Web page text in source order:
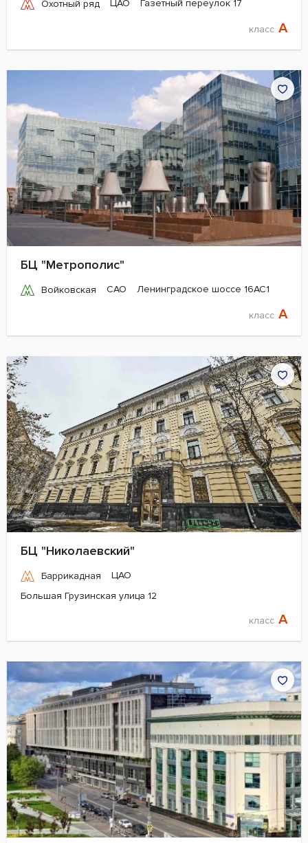
Охотный ряд ЦАО Газетный переулок 17
класс A
БЦ "Метрополис"
Войковская САО Ленинградское шоссе 16АС1
класс A
БЦ "Николаевский"
Баррикадная
ЦАО
Большая Грузинская улица 12
класс A